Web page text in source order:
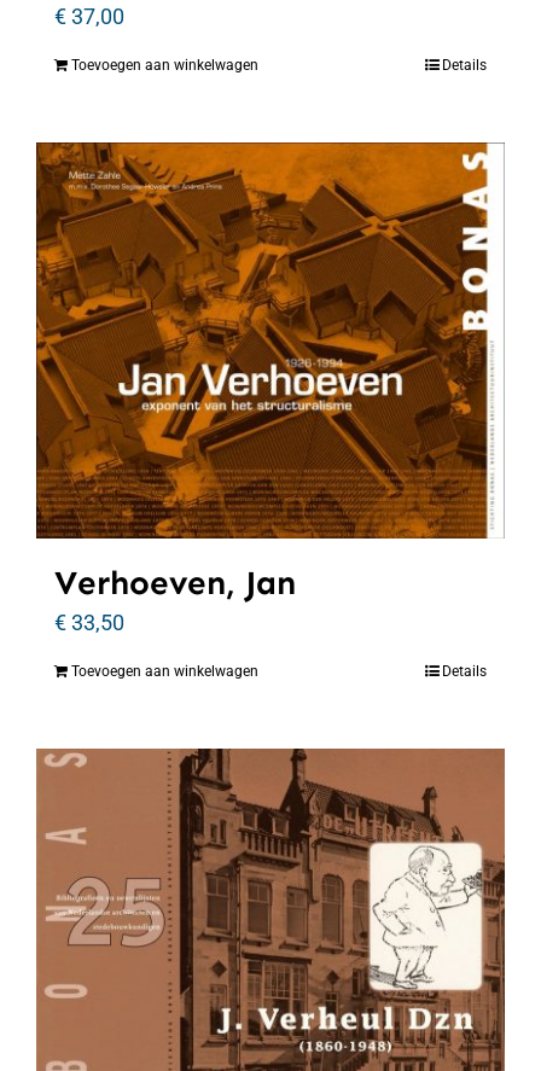
€37,00
Toevoegen aan winkelwagen Details
Verhoeven, Jan
€33,50
Toevoegen aan winkelwagen Details